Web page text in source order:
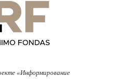
«Информирование